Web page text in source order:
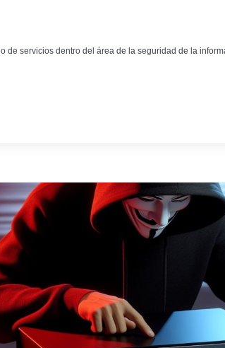
de servicios dentro del área de la seguridad de la